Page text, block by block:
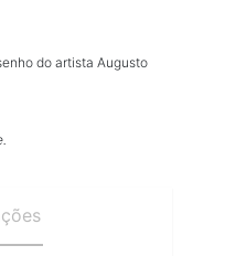
do artista Augusto